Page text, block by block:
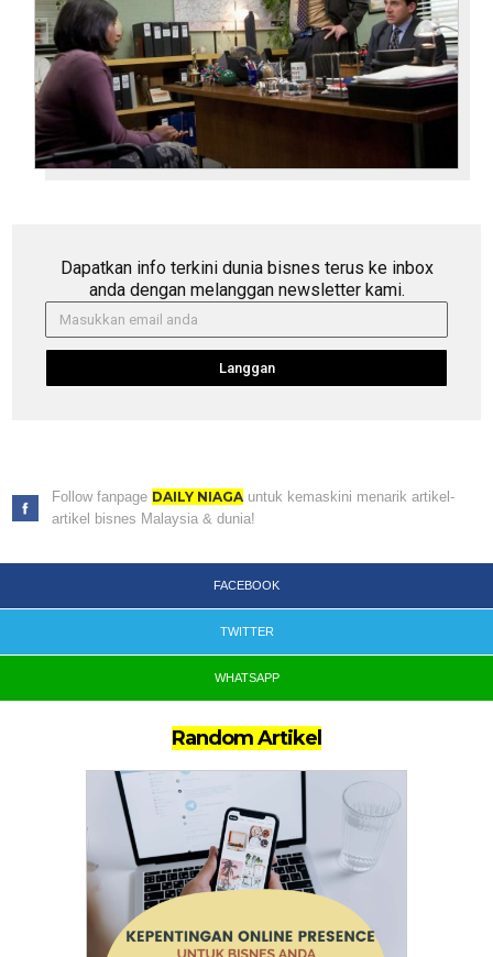
Dapatkan info terkini dunia bisnes terus ke inbox
anda dengan melanggan newsletter kami.
Langgan
Follow fanpage DAILY NIAGAuntuk kemaskini menarik artikel-
artikel bisnes Malaysia & dunia!
FACEBOOK
TWITTER
WHATSAPP
Random Artikel